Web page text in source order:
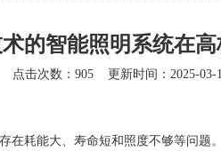
的智能照明系统在
点击次数：905 更新时间：2025-03-
在耗能大、寿命短和照度不够等问题